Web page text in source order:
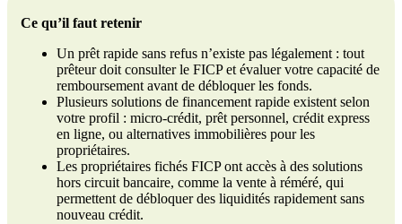
Ce qu’il faut retenir
Un prêt rapide sans refus n’existe pas légalement : tout
prêteur doit consulter le FICP et évaluer votre capacité de
remboursement avant de débloquer les fonds.
Plusieurs solutions de financement rapide existent selon
votre profil : micro-crédit, prêt personnel, crédit express
en ligne, ou alternatives immobilières pour les
propriétaires.
Les propriétaires fichés FICP ont accès à des solutions
hors circuit bancaire, comme la vente à réméré, qui
permettent de débloquer des liquidités rapidement sans
nouveau crédit.